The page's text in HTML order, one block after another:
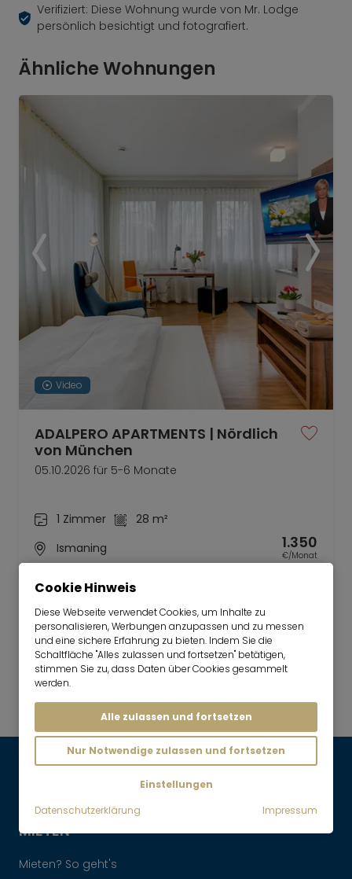
Verifiziert: Diese Wohnung wurde von Mr. Lodge
persönlich besichtigt und fotografiert.
Ähnliche Wohnungen
Video
ADALPERO APARTMENTS | Nördlich
von München
05.10.2026 für 5-6 Monate
1 Zimmer
28 m²
Ismaning
1.350
€/Monat
Mr. Lodge | Suchen.Finden.Leben.
Mieten
Wohnen auf Zeit
nach oben
Maklervertrag widerrufen
MIETEN
Mieten? So geht's
Cookie Hinweis
Diese Webseite verwendet Cookies, um Inhalte zu
personalisieren, Werbungen anzupassen und zu messen
und eine sichere Erfahrung zu bieten. Indem Sie die
Schaltfläche "Alles zulassen und fortsetzen" betätigen,
stimmen Sie zu, dass Daten über Cookies gesammelt
werden.
Alle zulassen und fortsetzen
Nur Notwendige zulassen und fortsetzen
Einstellungen
Datenschutzerklärung
Impressum